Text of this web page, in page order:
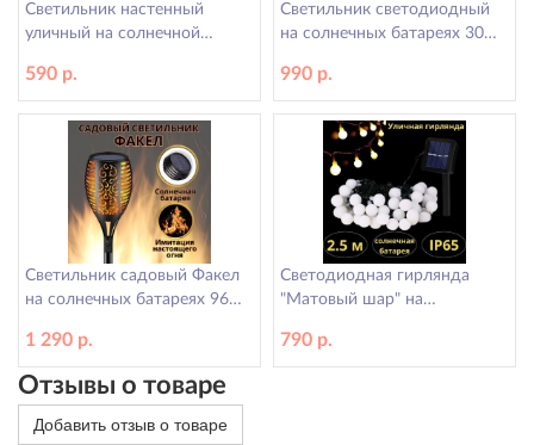
Светильник настенный
уличный на солнечной
590 р.
Светильник светодиодный
на солнечных батареях 30
990 р.
Светильник садовый Факел
на солнечных батареях 96
1 290 р.
Светодиодная гирлянда
"Матовый шар" на
20 LED
790 р.
Отзывы о товаре
Добавить отзыв о товаре